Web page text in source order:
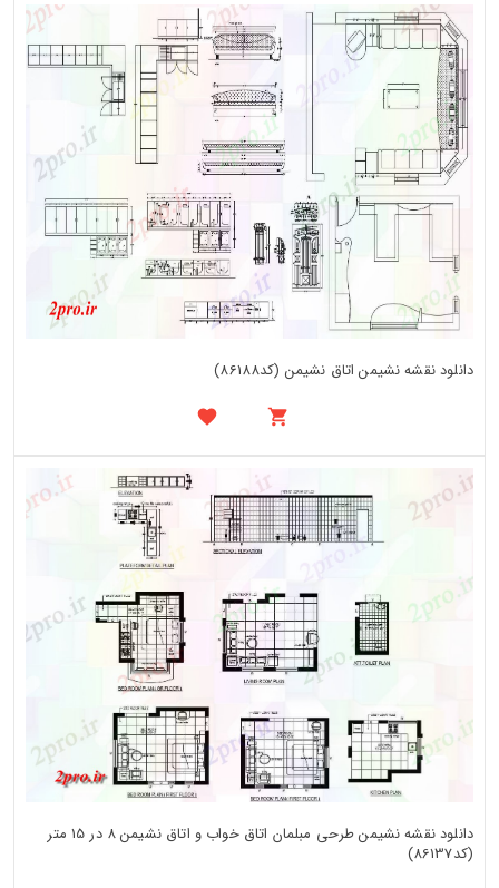
دانلود نقشه نشیمن اتاق نشیمن (کد86188)
دانلود نقشه نشیمن طرحی مبلمان اتاق خواب و اتاق نشیمن 8 در 15 متر
(کد86137)